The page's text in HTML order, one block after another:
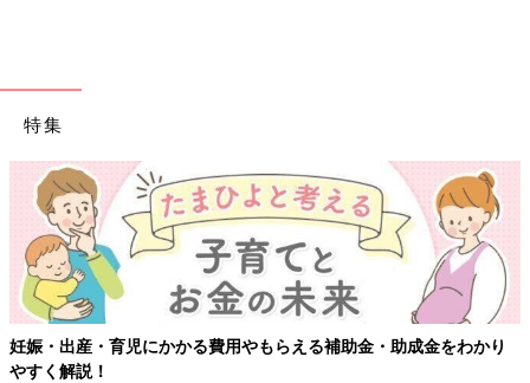
特集
妊娠・出産・育児にかかる費用やもらえる補助金・助成金をわかり
やすく解説！